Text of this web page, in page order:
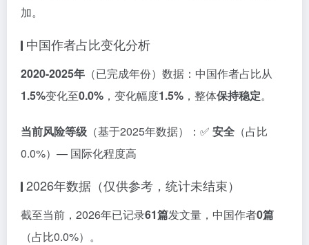
加。
中国作者占比变化分析
2020-2025年 （已完成年份）数据：中国作者占比从
1.5%变化至0.0% ，变化幅度1.5% ，整体保持稳定。
当前风险等级 （基于2025年数据）：✅ 安全 （占比
0.0%）— 国际化程度高
2026年数据（仅供参考，统计未结束）
截至当前，2026年已记录61篇发文量，中国作者0篇
（占比0.0%）。